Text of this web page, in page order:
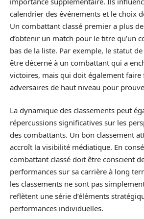
calendrier des événements et le choix
Un combattant classé premier a plus
d’obtenir un match pour le titre qu’un
bas de la liste. Par exemple, le statut
être décerné à un combattant qui a
victoires, mais qui doit également faire
adversaires de haut niveau pour
La dynamique des classements peut
répercussions significatives sur les
des combattants. Un bon classement
accroît la visibilité médiatique. En
combattant classé doit être conscient
performances sur sa carrière à long
les classements ne sont pas
reflètent une série d’éléments
performances individuelles.